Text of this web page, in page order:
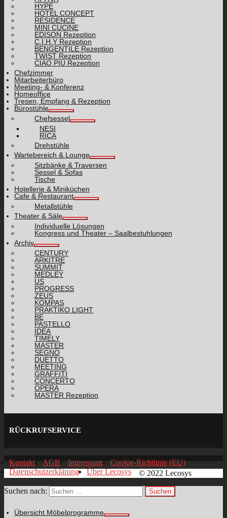
HYPE
HOTEL CONCEPT
RESIDENCE
MINI CUCINE
EDISON Rezeption
C.I.H.Y Rezeption
BENGENTILE Rezeption
TWIST Rezeption
CIAO PIÙ Rezeption
Chefzimmer
Mitarbeiterbüro
Meeting- & Konferenz
Homeoffice
Tresen, Empfang & Rezeption
Bürostühle
Chefsessel
NESI
RICA
Drehstühle
Wartebereich & Lounge
Sitzbänke & Traversen
Sessel & Sofas
Tische
Hotellerie & Miniküchen
Cafe & Restaurant
Metallstühle
Theater & Säle
Individuelle Lösungen
Kongress und Theater – Saalbestuhlungen
Archiv
CENTURY
ARKITRE
SUMMIT
MEDLEY
US
PROGRESS
ZEUS
KOMPAS
PRAKTIKO LIGHT
BE
PASTELLO
IDEA
TIMELY
MASTER
SEGNO
DUETTO
MEETING
GRAFFITI
CONCERTO
OPERA
MASTER Rezeption
RÜCKRUFSERVICE
Kontakt AGB Impressum
Cookie-Richtlinie (EU)
Datenschutzerklärung
Über Lecosys © 2022 Lecosys
Suchen nach:
Übersicht Möbelprogramme